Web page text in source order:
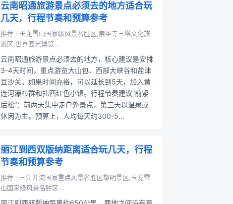
云南昭通旅游景点必须去的地方适合玩
几天，行程节奏和预算参考
推荐 · 玉龙雪山国家级风景名胜区,崇圣寺三塔文化旅
游区,世界园艺博览...
云南昭通旅游景点必须去的地方，核心建议是安排
3-4天时间，重点游览大山包、西部大峡谷和盐津
豆沙关。如果时间充裕，可以延长到5天，加入黄
连河瀑布群和扎西红色小镇。行程节奏建议“前紧
后松”：前两天集中走户外景点，第三天以温泉或
休闲为主。预算上，人均每天约300-5...
丽江到西双版纳距离适合玩几天，行程
节奏和预算参考
推荐 · 三江并流国家重点风景名胜区黎明景区,玉龙雪
山国家级风景名胜区...